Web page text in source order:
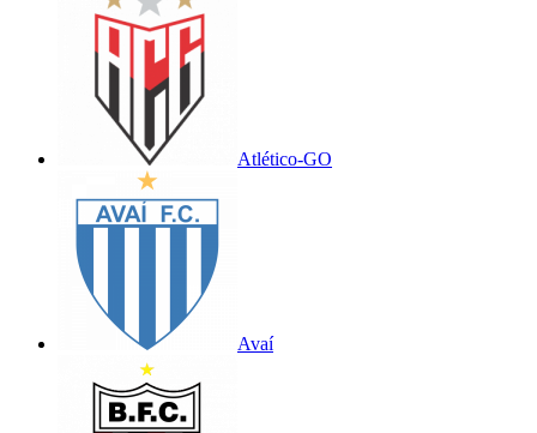
Atlético-GO
Avaí